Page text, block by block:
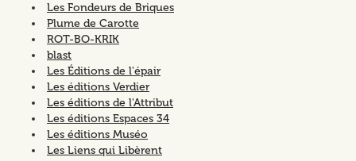
Les Fondeurs de Briques
Plume de Carotte
ROT-BO-KRIK
blast
Les Éditions de l'épair
Les éditions Verdier
Les éditions de l'Attribut
Les éditions Espaces 34
Les éditions Muséo
Les Liens qui Libèrent